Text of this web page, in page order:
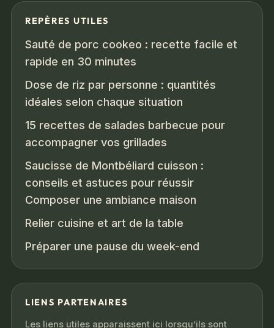
REPÈRES UTILES
Sauté de porc cookeo : recette facile et
rapide en 30 minutes
Dose de riz par personne : quantités
idéales selon chaque situation
15 recettes de salades barbecue pour
accompagner vos grillades
Saucisse de Montbéliard cuisson :
conseils et astuces pour réussir
Composer une ambiance maison
Relier cuisine et art de la table
Préparer une pause du week-end
LIENS PARTENAIRES
Les liens utiles apparaissent ici lorsqu’ils sont